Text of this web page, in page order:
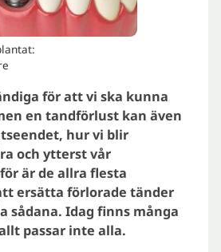
för att vi ska kunna
en tandförlust kan även
hur vi blir
och ytterst vår
är de allra flesta
ersätta förlorade tänder
sådana. Idag finns många
passar inte alla.